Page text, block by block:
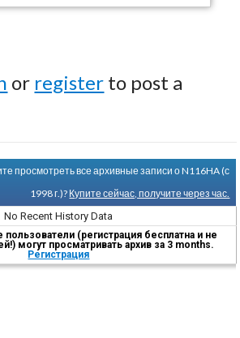
or register to post a
просмотреть все архивные записи о N116HA (с
1998 г.)? Купите сейчас, получите через час.
No Recent History Data
пользователи (регистрация бесплатна и не
могут просматривать архив за 3 months.
Регистрация